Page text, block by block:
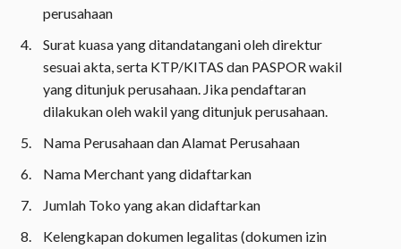
perusahaan
Surat kuasa yang ditandatangani oleh direktur
sesuai akta, serta KTP/KITAS dan PASPOR wakil
yang ditunjuk perusahaan. Jika pendaftaran
dilakukan oleh wakil yang ditunjuk perusahaan.
Nama Perusahaan dan Alamat Perusahaan
Nama Merchant yang didaftarkan
Jumlah Toko yang akan didaftarkan
Kelengkapan dokumen legalitas (dokumen izin